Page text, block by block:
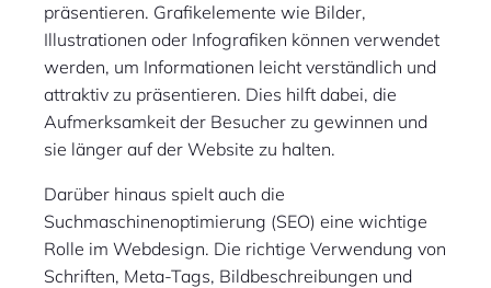
präsentieren. Grafikelemente wie Bilder,
Illustrationen oder Infografiken können verwendet
werden, um Informationen leicht verständlich und
attraktiv zu präsentieren. Dies hilft dabei, die
Aufmerksamkeit der Besucher zu gewinnen und
sie länger auf der Website zu halten.
Darüber hinaus spielt auch die
Suchmaschinenoptimierung (SEO) eine wichtige
Rolle im Webdesign. Die richtige Verwendung von
Schriften, Meta-Tags, Bildbeschreibungen und